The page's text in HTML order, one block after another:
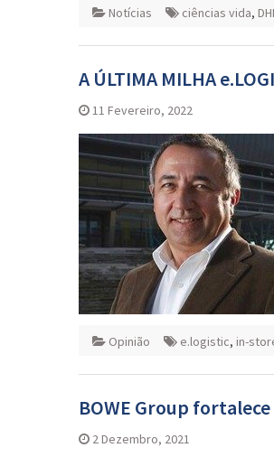
Notícias ciências vida,
A ÚLTIMA MILHA
11 Fevereiro, 2022
Opinião e.logistic, in-
BOWE Group
2 Dezembro, 2021